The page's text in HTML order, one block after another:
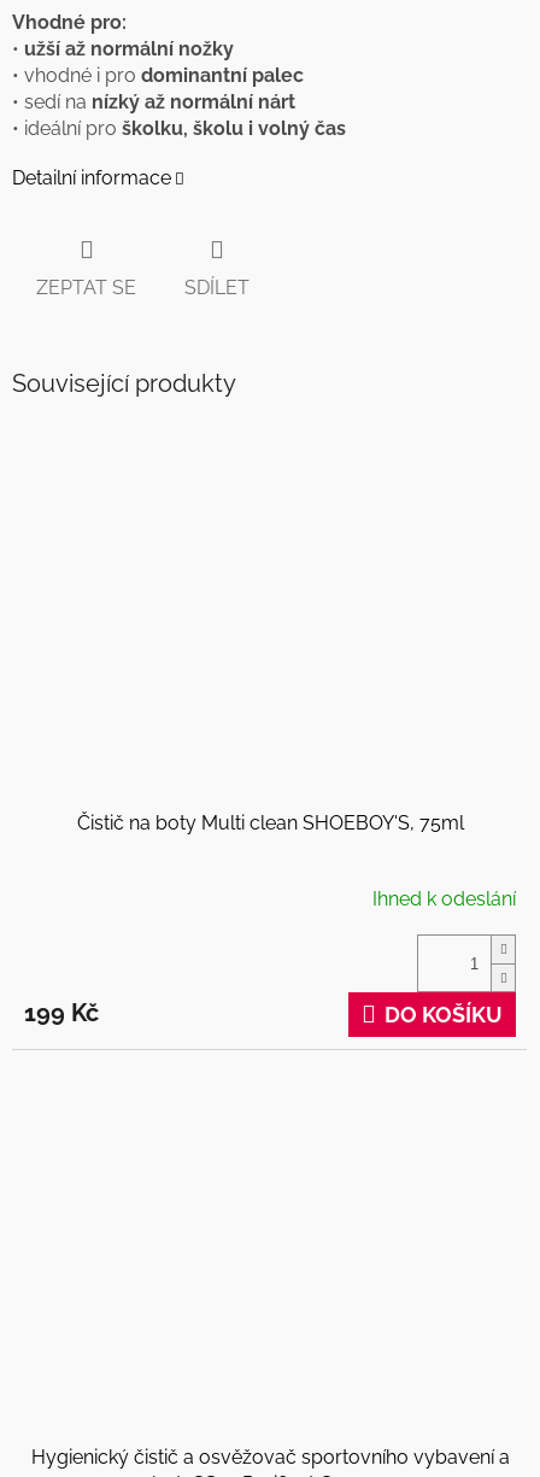
Vhodné pro:
• užší až normální nožky
• vhodné i pro dominantní palec
• sedí na nízký až normální nárt
• ideální pro školku, školu i volný čas
Detailní informace
ZEPTAT SE SDÍLET
Související produkty
Čistič na boty Multi clean SHOEBOY'S, 75ml
Ihned k odeslání
199 Kč DO KOŠÍKU
Hygienický čistič a osvěžovač sportovního vybavení a